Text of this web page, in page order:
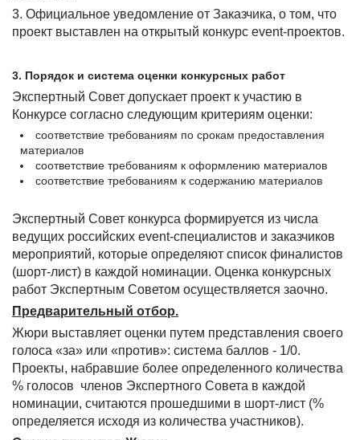
3. Официальное уведомление от Заказчика, о том, что
проект выставлен на открытый конкурс event-проектов.
3. Порядок и система оценки конкурсных работ
Экспертный Совет допускает проект к участию в
Конкурсе согласно следующим критериям оценки:
соответствие требованиям по срокам предоставления
материалов
соответствие требованиям к оформлению материалов
соответствие требованиям к содержанию материалов
Экспертный Совет конкурса формируется из числа
ведущих российских event-специалистов и заказчиков
мероприятий, которые определяют список финалистов
(шорт-лист) в каждой номинации. Оценка конкурсных
работ Экспертным Советом осуществляется заочно.
Предварительный отбор.
Жюри выставляет оценки путем представления своего
голоса «за» или «против»: система баллов - 1/0.
Проекты, набравшие более определенного количества
% голосов членов Экспертного Совета в каждой
номинации, считаются прошедшими в шорт-лист (%
определяется исходя из количества участников).